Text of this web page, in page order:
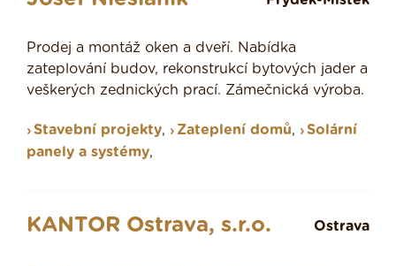
Prodej a montáž oken a dveří. Nabídka
zateplování budov, rekonstrukcí bytových jader a
veškerých zednických prací. Zámečnická výroba.
Stavební projekty, Zateplení domů,
Solární
panely a systémy,
KANTOR Ostrava, s.r.o. Ostrava